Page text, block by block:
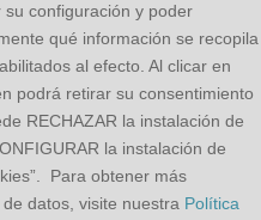
configuración y poder
qué información se recopila
al efecto. Al clicar en
podrá retirar su consentimiento
RECHAZAR la instalación de
la instalación de
Para obtener más
datos, visite nuestra Política